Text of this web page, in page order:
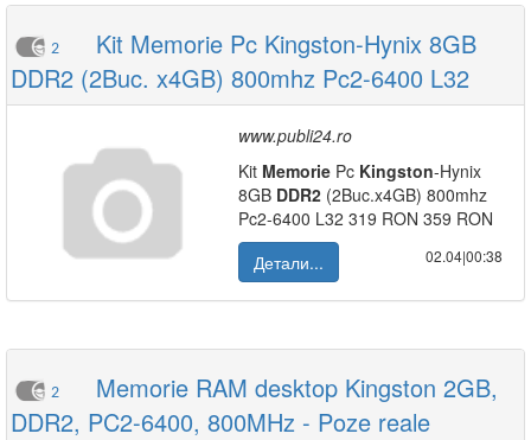
2
Kit Memorie Pc Kingston-Hynix 8GB
DDR2 (2Buc. x4GB) 800mhz Pc2-6400 L32
www.publi24.ro
Kit Memorie Pc Kingston-Hynix
8GB DDR2 (2Buc.x4GB) 800mhz
Pc2-6400 L32 319 RON 359 RON
Детали...
02.04|00:38
2
Memorie RAM desktop Kingston 2GB,
DDR2, PC2-6400, 800MHz - Poze reale